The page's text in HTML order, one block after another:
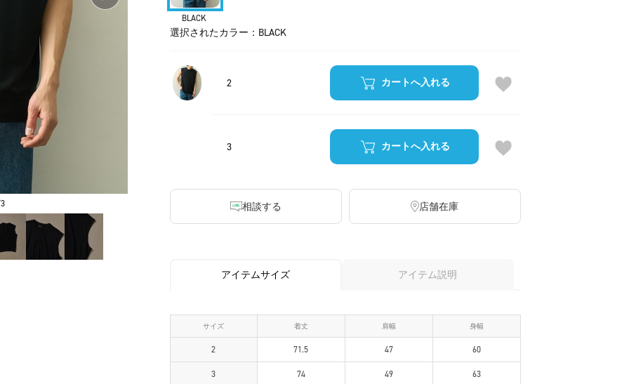
BLACK
選択されたカラー：BLACK
2 カートへ入れる
3 カートへ入れる
相談する 店舗在庫
アイテムサイズ アイテム説明
サイズ 着丈 肩幅 身幅
2 71.5 47 60
3 74 49 63